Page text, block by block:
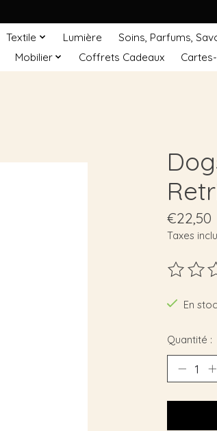
Textile Lumière Soins, Parfums,
Mobilier Coffrets Cadeaux
€22,50
Taxes
Ce
En
Quantité :